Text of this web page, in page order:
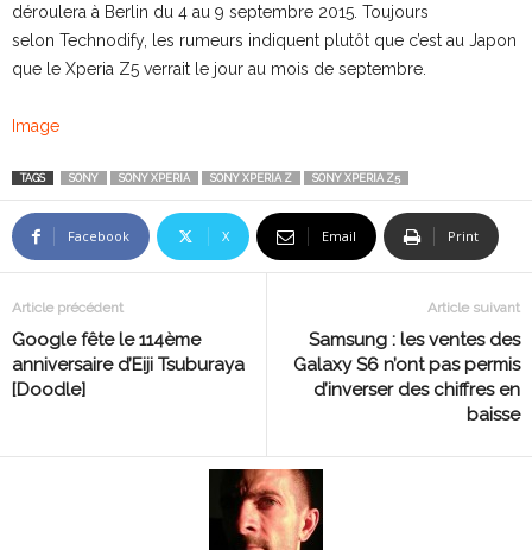
déroulera à Berlin du 4 au 9 septembre 2015. Toujours
selon Technodify, les rumeurs indiquent plutôt que c’est au Japon
que le Xperia Z5 verrait le jour au mois de septembre.
Image
TAGS SONY SONY XPERIA SONY XPERIA Z SONY XPERIA Z5
Facebook X Email Print
Article précédent
Google fête le 114ème
anniversaire d’Eiji Tsuburaya
[Doodle]
Article suivant
Samsung : les ventes des
Galaxy S6 n’ont pas permis
d’inverser des chiffres en
baisse